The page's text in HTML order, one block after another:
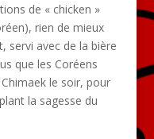
de « chicken »
rien de mieux
servi avec de la bière
que les Coréens
le soir, pour
la sagesse du